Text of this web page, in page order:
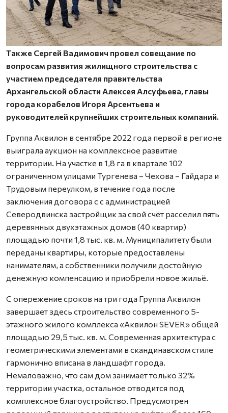
Также Сергей Вадимович провел совещание по
вопросам развития жилищного строительства с
участием председателя правительства
Архангельской области Алексея Алсуфьева, главы
города корабелов Игоря Арсентьева и
руководителей крупнейших строительных компаний.
Группа Аквилон в сентябре 2022 года первой в регионе
выиграла аукцион на комплексное развитие
территории. На участке в 1,8 га в квартале 102
ограниченном улицами Тургенева – Чехова – Гайдара и
Трудовым переулком, в течение года после
заключения договора с с администрацией
Северодвинска застройщик за свой счёт расселил пять
деревянных двухэтажных домов (40 квартир)
площадью почти 1,8 тыс. кв. м. Муниципалитету были
переданы квартиры, которые предоставлены
нанимателям, а собственники получили достойную
денежную компенсацию и приобрели новое жильё.
С опережение сроков на три года Группа Аквилон
завершает здесь строительство современного 5-
этажного жилого комплекса «Аквилон SEVER» общей
площадью 29,5 тыс. кв. м. Современная архитектура с
геометрическими элементами в скандинавском стиле
гармонично вписана в ландшафт города.
Немаловажно, что сам дом занимает только 32%
территории участка, остальное отводится под
комплексное благоустройство. Предусмотрен